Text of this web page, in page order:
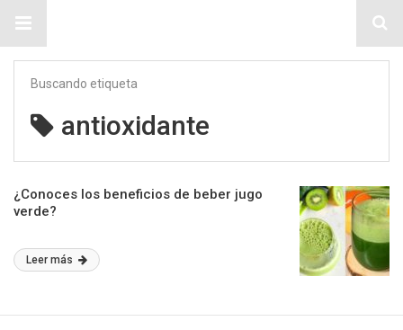
Buscando etiqueta
antioxidante
¿Conoces los beneficios de beber jugo
verde?
Leer más